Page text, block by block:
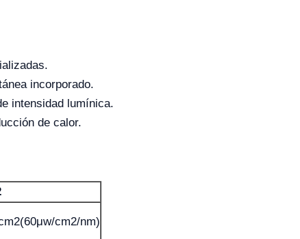
incorporado.
intensidad lumínica.
de calor.
cm2/nm)